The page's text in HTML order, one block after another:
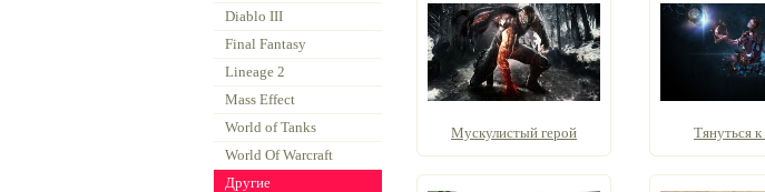
Diablo III
Final Fantasy
Lineage 2
Mass Effect
World of Tanks
World Of Warcraft
Другие
Мускулистый герой Тянуться к